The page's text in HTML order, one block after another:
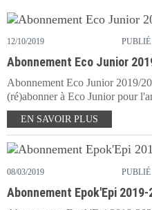
12/10/2019
Abonnement Eco Junior
Abonnement Eco Junior 2019/
(ré)abonner à Eco Junior pour
EN SAVOIR PLUS
08/03/2019
Abonnement Epok'Epi 2019-